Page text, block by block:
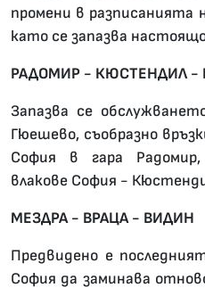
промени в разписанията
като се запазва
РАДОМИР - КЮСТЕНДИЛ -
Запазва се
Гюешево, съобразно
София в гара
влакове София -
МЕЗДРА - ВРАЦА - ВИДИН
Предвидено е
София да заминава